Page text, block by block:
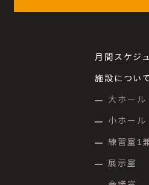
月間スケジ
施設について
大ホール
小ホール
練習室1
展示室